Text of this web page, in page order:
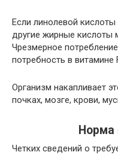
Если линолевой
другие жирные кислоты
Чрезмерное
потребность в витамине
Организм накапливает
почках, мозге, крови,
Норма
Четких сведений о